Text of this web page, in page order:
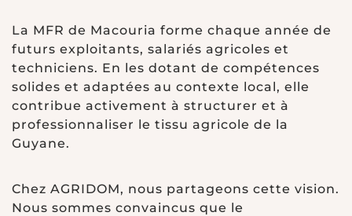
La MFR de Macouria forme chaque année de
futurs exploitants, salariés agricoles et
techniciens. En les dotant de compétences
solides et adaptées au contexte local, elle
contribue activement à structurer et à
professionnaliser le tissu agricole de la
Guyane.
Chez AGRIDOM, nous partageons cette vision.
Nous sommes convaincus que le